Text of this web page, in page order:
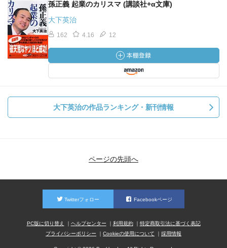
孫正義 起業のカリスマ (講談社+α文庫)
大下英治
162 4.16 12
大下英治の作品ランキング・新刊情報
ページの先頭へ
Twitterフォロー Facebookページ
PC版に切り替え ヘルプセンター 利用規約
特定商取引法に基づく表記
プライバシーポリシー
Cookieの使用について 採用情報